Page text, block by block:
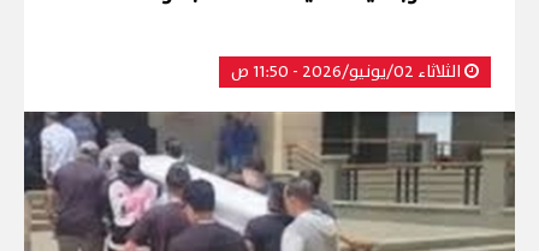
الثلاثاء 02/يونيو/2026 - 11:50 ص